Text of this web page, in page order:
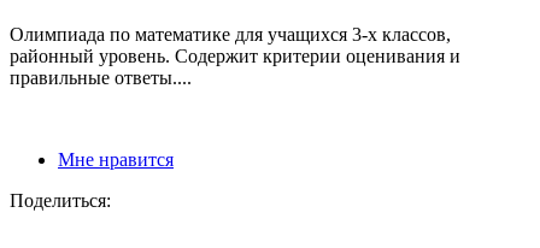
Олимпиада по математике для учащихся 3-х классов,
районный уровень. Содержит критерии оценивания и
правильные ответы....
Мне нравится
Поделиться: